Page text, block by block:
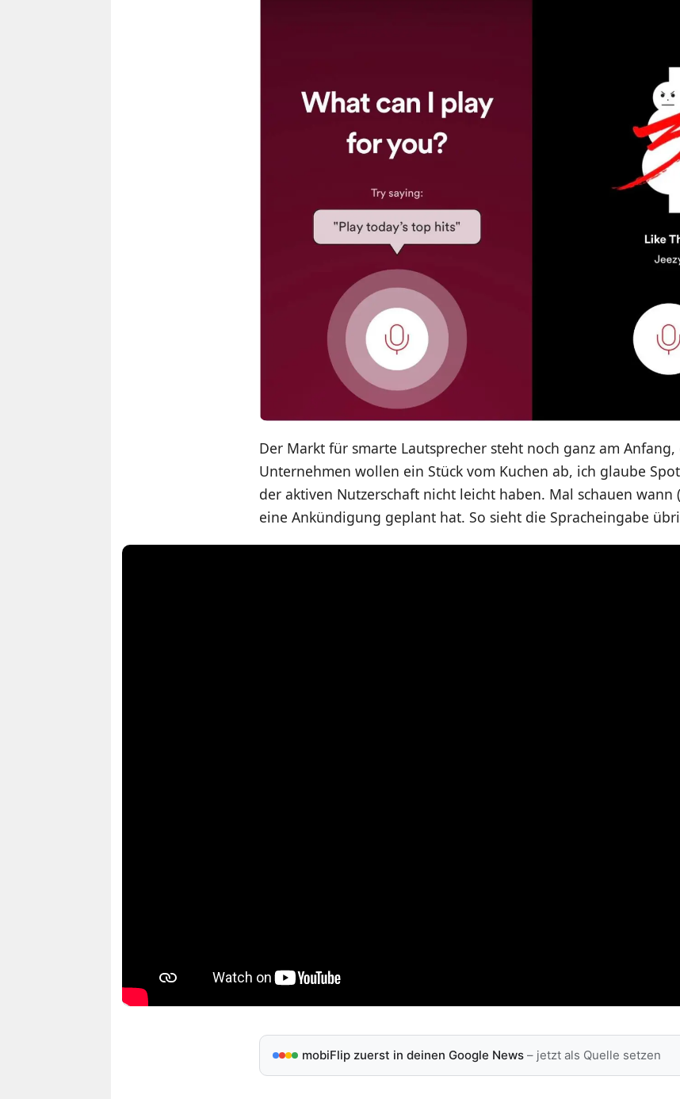
Der Markt für smarte Lautsprecher steht noch ganz am
Unternehmen wollen ein Stück vom Kuchen ab, ich glaube
der aktiven Nutzerschaft nicht leicht haben. Mal schauen wann
eine Ankündigung geplant hat. So sieht die Spracheingabe
mobiFlip zuerst in deinen Google News– jetzt als Quelle setzen